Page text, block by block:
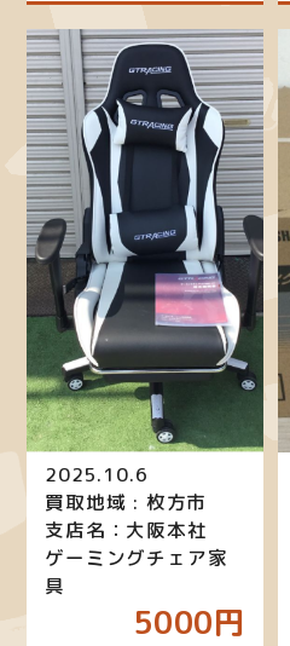
2025.10.6
買取地域 : 枚方市
支店名：大阪本社
ゲーミングチェア家
具
5000円